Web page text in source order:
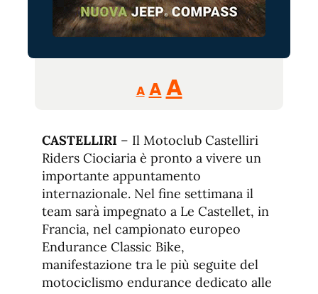
A
Reducir
tamaño
A Restablecer
tamaño
de
fuente
AAumentar
de
fuente.
CASTELLIRI – Il Motoclub Castelliri
Riders Ciociaria è pronto a vivere un
importante appuntamento
internazionale. Nel fine settimana il
team sarà impegnato a Le Castellet, in
Francia, nel campionato europeo
Endurance Classic Bike,
manifestazione tra le più seguite del
motociclismo endurance dedicato alle